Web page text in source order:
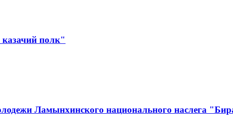
казачий полк"
Ламынхинского национального наслега